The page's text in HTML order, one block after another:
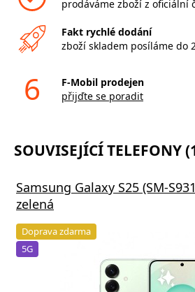
prodáváme zboží z oficiální
Fakt rychlé dodání
zboží skladem posíláme do
6
F-Mobil prodejen
přijďte se poradit
SOUVISEJÍCÍ TELEFONY
Samsung Galaxy S25 (SM-
zelená
Doprava zdarma
5G